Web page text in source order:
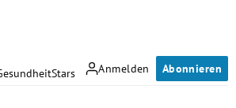
Anmelden Abonnieren
Stars